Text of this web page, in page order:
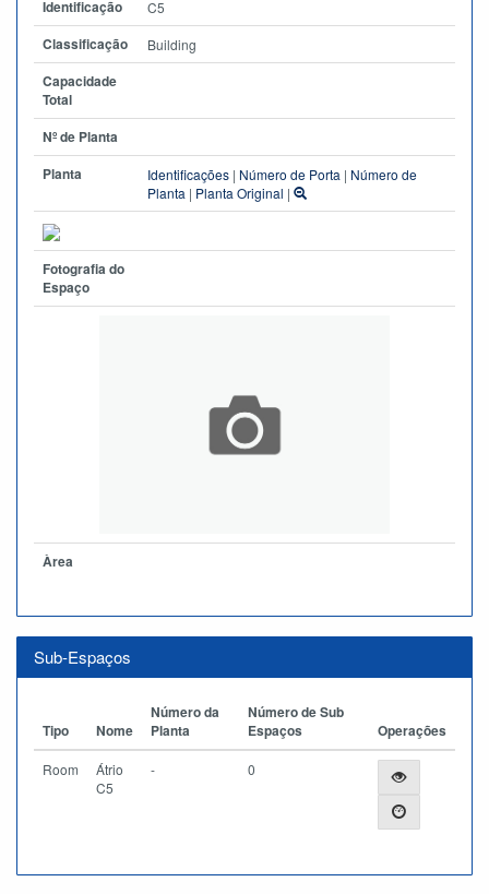
Identificação C5
Classificação Building
Capacidade
Total
Nº de Planta
Planta
Identificações | Número de Porta | Número de
Planta | Planta Original |
Fotografia do
Espaço
Àrea
Sub-Espaços
Tipo Nome
Número da
Planta
Número de Sub
Espaços
Operações
Room
Átrio
C5
- 0